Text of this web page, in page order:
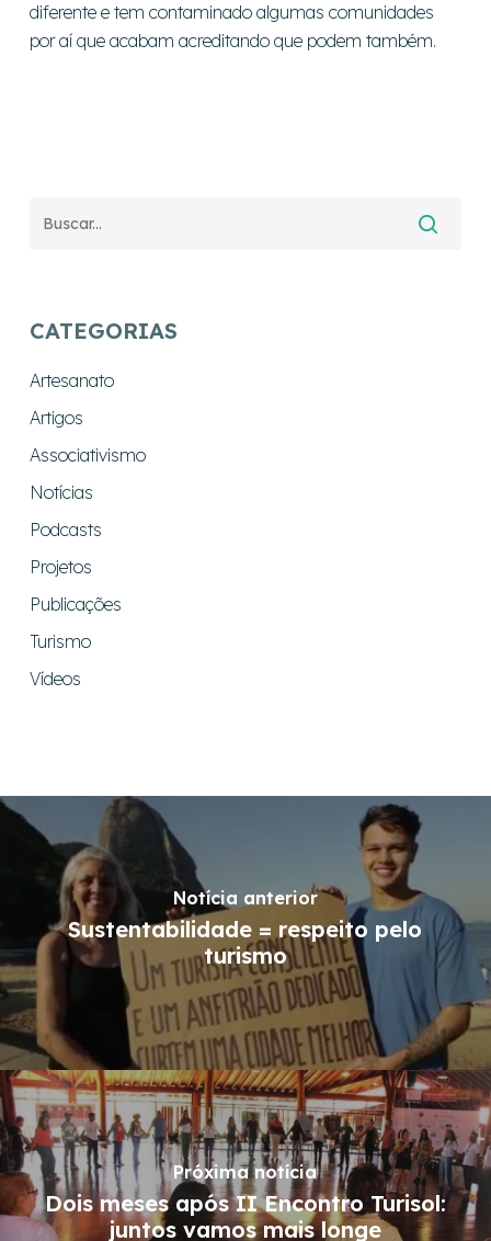
diferente e tem contaminado algumas comunidades
por aí que acabam acreditando que podem também.
CATEGORIAS
Artesanato
Artigos
Associativismo
Notícias
Podcasts
Projetos
Publicações
Turismo
Vídeos
Notícia anterior
Sustentabilidade = respeito pelo
turismo
Próxima notícia
Dois meses após II Encontro Turisol:
juntos vamos mais longe